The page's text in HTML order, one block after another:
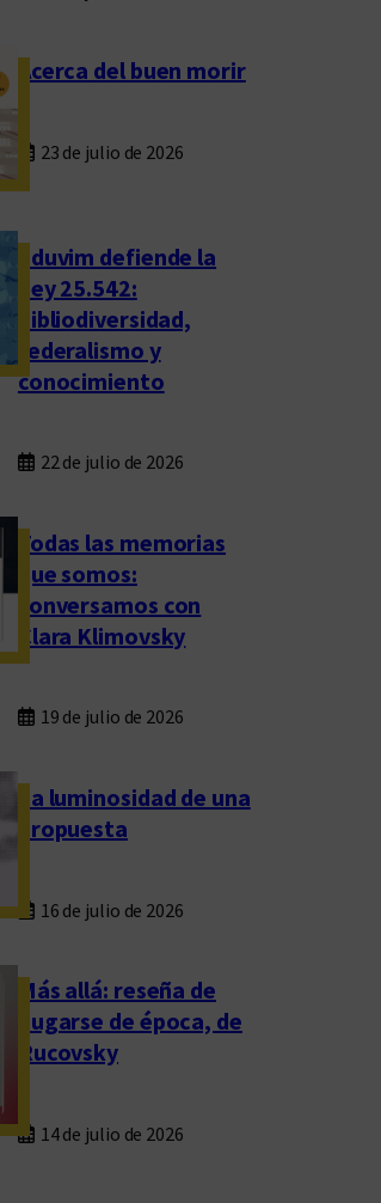
Acerca del buen morir
23 de julio de 2026
Eduvim defiende la
Ley 25.542:
bibliodiversidad,
federalismo y
conocimiento
22 de julio de 2026
Todas las memorias
que somos:
conversamos con
Clara Klimovsky
19 de julio de 2026
La luminosidad de una
propuesta
16 de julio de 2026
Más allá: reseña de
Fugarse de época, de
Rucovsky
14 de julio de 2026